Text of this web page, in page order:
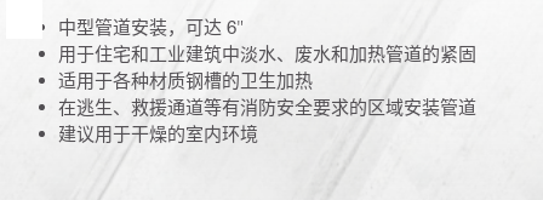
中型管道安装，可达 6"
用于住宅和工业建筑中淡水、废水和加热管道的紧固
适用于各种材质钢槽的卫生加热
在逃生、救援通道等有消防安全要求的区域安装管道
建议用于干燥的室内环境